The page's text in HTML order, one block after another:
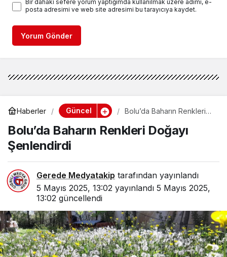
Bir dahaki sefere yorum yaptığımda kullanılmak üzere adımı, e-
posta adresimi ve web site adresimi bu tarayıcıya kaydet.
Yorum Gönder
Haberler Güncel
Bolu’da Baharın Renkleri
Bolu’da Baharın Renkleri Doğayı
Şenlendirdi
Gerede Medyatakip tarafından yayınlandı
5 Mayıs 2025, 13:02 yayınlandı 5 Mayıs 2025,
13:02 güncellendi